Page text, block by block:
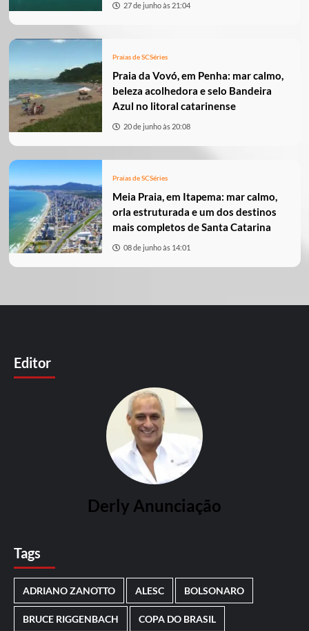
27 de junho às 21:04
Praias de SCSéries
Praia da Vovó, em Penha: mar calmo,
beleza acolhedora e selo Bandeira
Azul no litoral catarinense
20 de junho às 20:08
Praias de SCSéries
Meia Praia, em Itapema: mar calmo,
orla estruturada e um dos destinos
mais completos de Santa Catarina
08 de junho às 14:01
Editor
Derly Anunciação
Tags
ADRIANO ZANOTTO ALESC BOLSONARO
BRUCE RIGGENBACH COPA DO BRASIL